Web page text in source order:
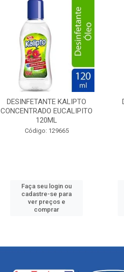
DESINFETANTE KALIPTO
CONCENTRADO EUCALIPITO
120ML
Código: 129665
Faça seu login ou
cadastre-se para
ver preços e
comprar